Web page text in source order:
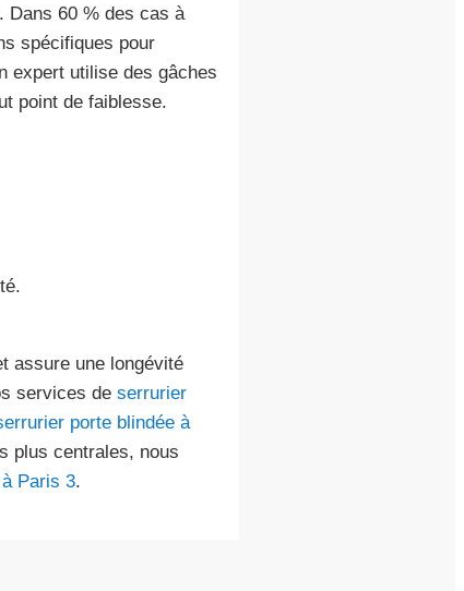
Dans 60 % des cas à
spécifiques pour
expert utilise des gâches
point de faiblesse.
assure une longévité
services de serrurier
porte blindée à
plus centrales, nous
Paris 3.